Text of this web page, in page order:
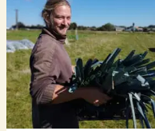
Nous avons établi un modèle à
et réduire notre
Nousplantons des arbres et
dans le sol et tous